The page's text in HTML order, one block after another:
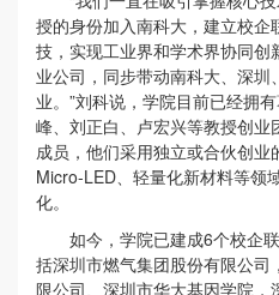
授的身份加入南科大，建立校
技，实现工业界和学术界协同
业公司，同步带动南科大、深圳
业。”刘科说，学院目前已经拥
峰、刘正白、卢宏兴等教授创
成员，他们采用独立或合伙创业
Micro-LED、轻量化新材料等领
化。
如今，学院已建成6个校企
括深圳市燃气集团股份有限公
限公司、深圳市华大基因学院